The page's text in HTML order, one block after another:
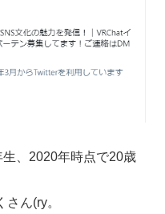
生、2020年時点で20歳
ん(ry。